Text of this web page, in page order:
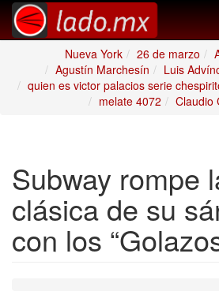
Nueva York 26 de marzo
Agustín Marchesín
Luis
quien es victor palacios serie
melate 4072
Claudio
Subway rompe
clásica de su
con los